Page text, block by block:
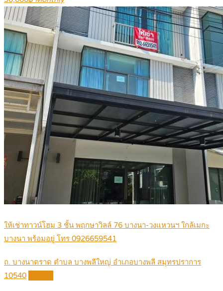
ให้เช่าทาวน์โฮม 3 ชั้น พฤกษาวิลล์ 76 บางนา-วงแหวนฯ ใกล้เมกะ
บางนา พร้อมอยู่ โทร 0926659541
ถ. บางนาตราด ตำบล บางพลีใหญ่ อำเภอบางพลี สมุทรปราการ
10540